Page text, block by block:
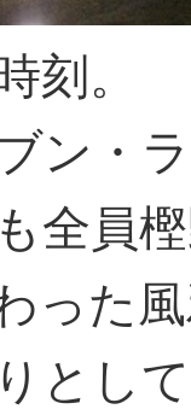
刻。
ン・
全員
った
とし